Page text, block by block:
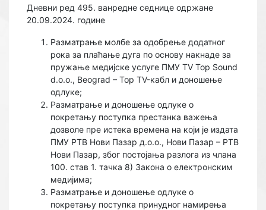
Дневни ред 495. ванредне седнице одржане
20.09.2024. године
Разматрање молбе за одобрење додатног
рока за плаћање дуга по основу накнаде за
пружање медијске услуге ПМУ TV Top Sound
d.o.o., Beograd – Top TV-кабл и доношење
одлуке;
Разматрање и доношење одлуке о
покретању поступка престанка важења
дозволе пре истека времена на који је издата
ПМУ РТВ Нови Пазар д.о.о., Нови Пазар – РТВ
Нови Пазар, због постојања разлога из члана
100. став 1. тачка 8) Закона о електронским
медијима;
Разматрање и доношење одлуке o
покретању поступка принудног намирења